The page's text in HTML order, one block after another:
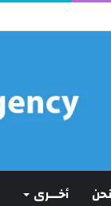
أخـــرى